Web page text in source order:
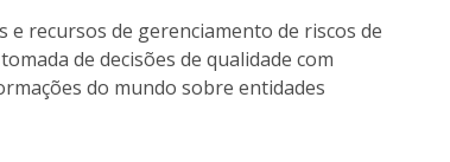
recursos de gerenciamento de riscos de
de decisões de qualidade com
do mundo sobre entidades